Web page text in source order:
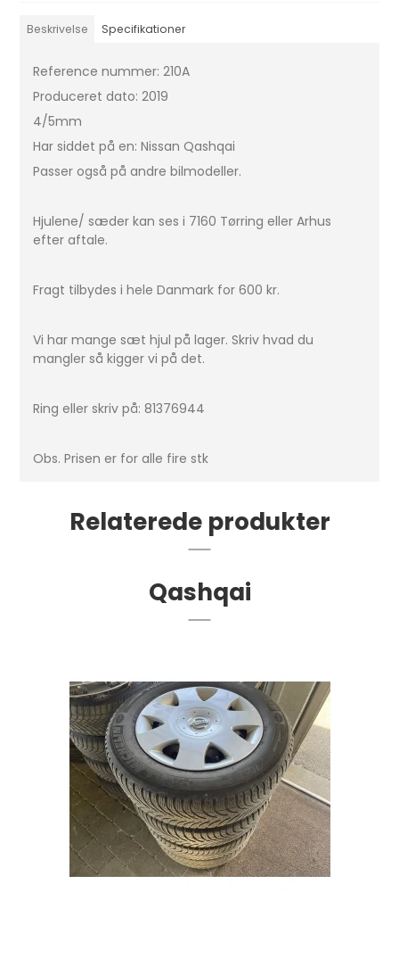
Beskrivelse Specifikationer
Reference nummer: 210A
Produceret dato: 2019
4/5mm
Har siddet på en: Nissan Qashqai
Passer også på andre bilmodeller.
Hjulene/ sæder kan ses i 7160 Tørring eller Arhus
efter aftale.
Fragt tilbydes i hele Danmark for 600 kr.
Vi har mange sæt hjul på lager. Skriv hvad du
mangler så kigger vi på det.
Ring eller skriv på: 81376944
Obs. Prisen er for alle fire stk
Relaterede produkter
Qashqai